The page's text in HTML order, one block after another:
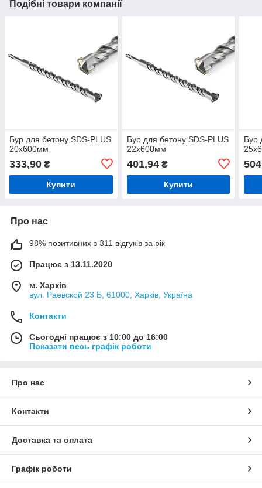
Подібні товари компанії
Бур для бетону SDS-PLUS
20х600мм
333,90 ₴
Купити
Бур для бетону SDS-PLUS
22х600мм
401,94₴
Купити
Бур
504
Про нас
98% позитивних з 311 відгуків за рік
Працює з 13.11.2020
м. Харків
вул. Раевской 23 Б, 61000, Харків, Україна
Контакти
Сьогодні працює з 10:00 до 16:00
Показати весь графік роботи
Про нас
Контакти
Доставка та оплата
Графік роботи